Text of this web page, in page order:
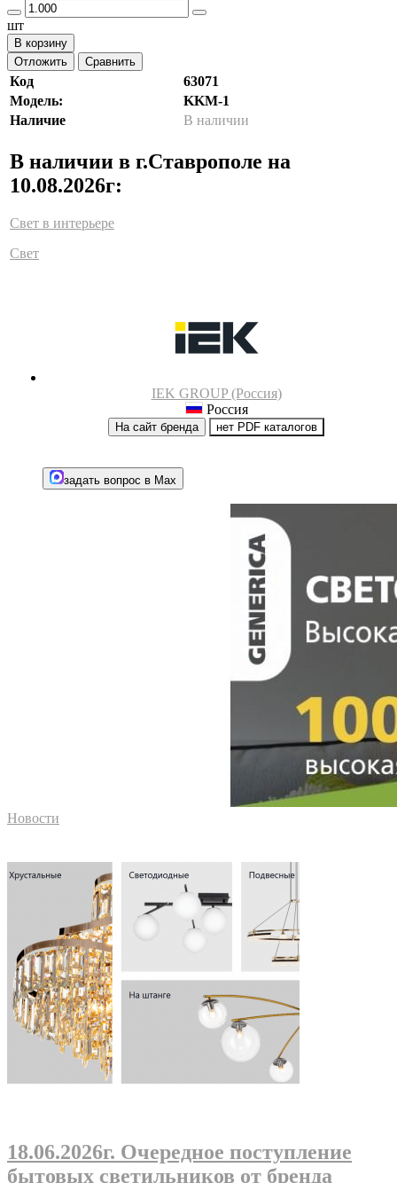
шт
В корзину
Отложить
Сравнить
Код
63071
Модель:
KKM-1
Наличие
В наличии
В наличии в г.Ставрополе на
10.08.2026г:
Свет в интерьере
Свет
IEK GROUP (Россия)
Россия
На сайт бренда нет PDF каталогов
задать вопрос в Max
Новости
18.06.2026г. Очередное поступление
бытовых светильников от бренда